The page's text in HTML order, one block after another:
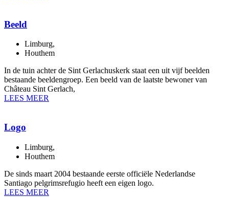
Beeld
Limburg,
Houthem
In de tuin achter de Sint Gerlachuskerk staat een uit vijf beelden
bestaande beeldengroep. Een beeld van de laatste bewoner van
Château Sint Gerlach,
LEES MEER
Logo
Limburg,
Houthem
De sinds maart 2004 bestaande eerste officiële Nederlandse
Santiago pelgrimsrefugio heeft een eigen logo.
LEES MEER